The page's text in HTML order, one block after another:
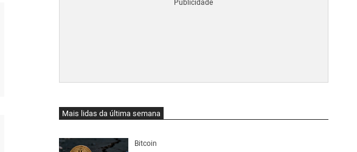
Mais lidas da última semana
Bitcoin